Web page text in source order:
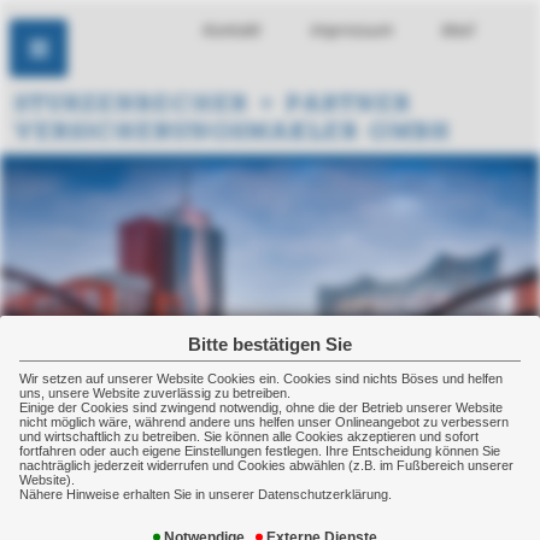
Bitte bestätigen Sie
Wir setzen auf unserer Website Cookies ein. Cookies sind nichts Böses und helfen
uns, unsere Website zuverlässig zu betreiben.
Einige der Cookies sind zwingend notwendig, ohne die der Betrieb unserer Website
nicht möglich wäre, während andere uns helfen unser Onlineangebot zu verbessern
und wirtschaftlich zu betreiben. Sie können alle Cookies akzeptieren und sofort
fortfahren oder auch eigene Einstellungen festlegen. Ihre Entscheidung können Sie
nachträglich jederzeit widerrufen und Cookies abwählen (z.B. im Fußbereich unserer
Website).
Nähere Hinweise erhalten Sie in unserer Datenschutzerklärung.
Kontakt Impressum Mail